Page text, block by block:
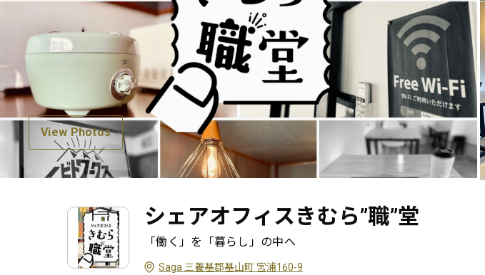
View Photos
シェアオフィスきむら”職”堂
「働く」を「暮らし」の中へ
Saga 三養基郡基山町 宮浦160-9